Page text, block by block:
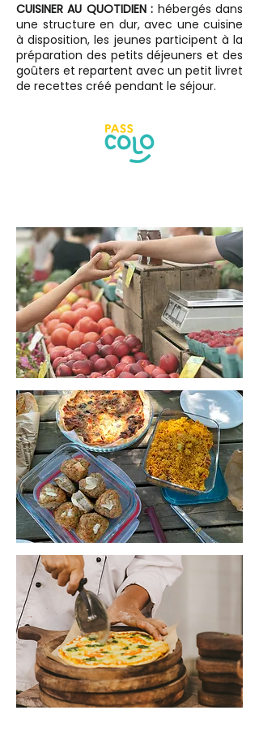
CUISINER AU QUOTIDIEN : hébergés dans
une structure en dur, avec une cuisine
à disposition, les jeunes participent à la
préparation des petits déjeuners et des
goûters et repartent avec un petit livret
de recettes créé pendant le séjour.